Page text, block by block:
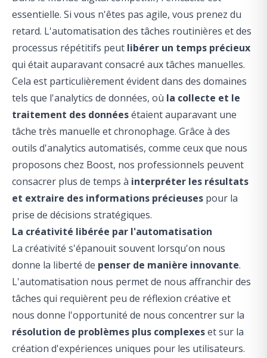
essentielle. Si vous n'êtes pas agile, vous prenez du
retard. L'automatisation des tâches routinières et des
processus répétitifs peut libérer un temps précieux
qui était auparavant consacré aux tâches manuelles.
Cela est particulièrement évident dans des domaines
tels que l'analytics de données, où la collecte et le
traitement des donnéesétaient auparavant une
tâche très manuelle et chronophage. Grâce à des
outils d'analytics automatisés, comme ceux que nous
proposons chez Boost, nos professionnels peuvent
consacrer plus de temps à interpréter les résultats
et extraire des informations précieuses pour la
prise de décisions stratégiques.
La créativité libérée par l'automatisation
La créativité s'épanouit souvent lorsqu'on nous
donne la liberté de penser de manière innovante.
L'automatisation nous permet de nous affranchir des
tâches qui requièrent peu de réflexion créative et
nous donne l'opportunité de nous concentrer sur la
résolution de problèmes plus complexeset sur la
création d'expériences uniques pour les utilisateurs.